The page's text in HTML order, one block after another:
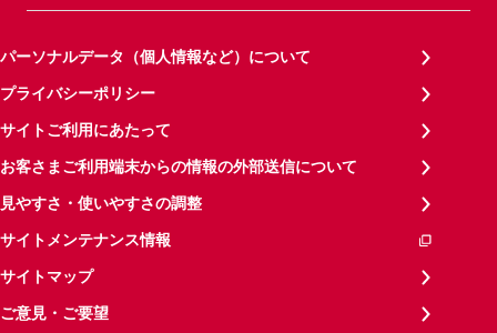
パーソナルデータ（個人情報など）について
プライバシーポリシー
サイトご利用にあたって
お客さまご利用端末からの情報の外部送信について
見やすさ・使いやすさの調整
サイトメンテナンス情報
サイトマップ
ご意見・ご要望